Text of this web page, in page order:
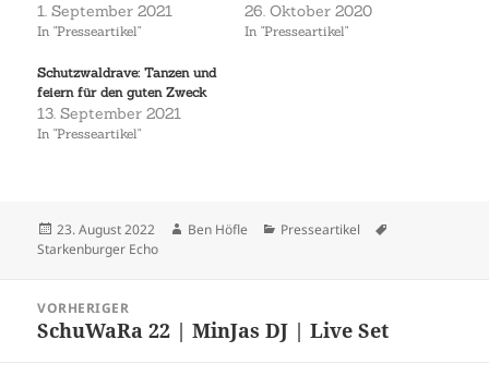
1. September 2021
In "Presseartikel"
26. Oktober 2020
In "Presseartikel"
Schutzwaldrave: Tanzen und
feiern für den guten Zweck
13. September 2021
In "Presseartikel"
Veröffentlicht
am
23. August 2022 Autor
Ben Höfle Kategorien
Presseartikel
Starkenburger Echo
VORHERIGER
Vorheriger
SchuWaRa 22 | MinJas DJ | Live Set